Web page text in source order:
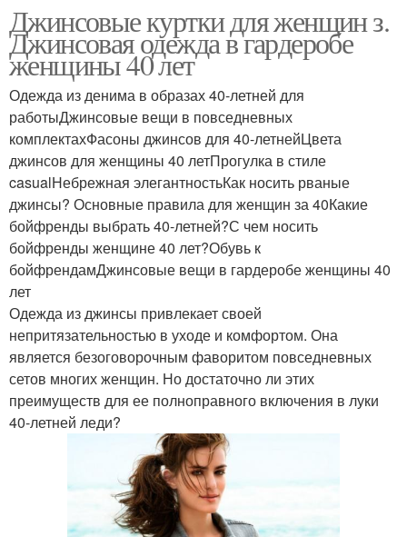
Джинсовые куртки для женщин з.
Джинсовая одежда в гардеробе
женщины 40 лет
Одежда из денима в образах 40-летней для
работыДжинсовые вещи в повседневных
комплектахФасоны джинсов для 40-летнейЦвета
джинсов для женщины 40 летПрогулка в стиле
casualНебрежная элегантностьКак носить рваные
джинсы? Основные правила для женщин за 40Какие
бойфренды выбрать 40-летней?С чем носить
бойфренды женщине 40 лет?Обувь к
бойфрендамДжинсовые вещи в гардеробе женщины 40
лет
Одежда из джинсы привлекает своей
непритязательностью в уходе и комфортом. Она
является безоговорочным фаворитом повседневных
сетов многих женщин. Но достаточно ли этих
преимуществ для ее полноправного включения в луки
40-летней леди?